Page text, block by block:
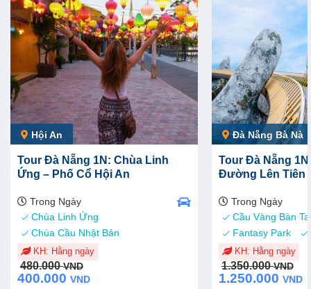
Hội An
Tour Đà Nẵng 1N: Chùa Linh
Ứng – Phố Cổ Hội An
Trong Ngày
Chùa Linh Ứng
Chùa Cầu Nhật Bản
KH: Hằng ngày
480.000VND
Original
price
was:
400.000 VND
Current
price
is:
Đà Nẵng Bà Nà
Tour Đà Nẵng
Đường Lên Tiên
Trong Ngày
Cầu Vàng Bàn
Fantasy Park
KH: Hằng ngày
1.350.000VND
Original
price
was:
1.250.000 VND
Current
price
is: